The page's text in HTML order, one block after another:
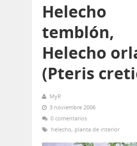
Helecho
temblón,
Helecho
(Pteris
MyR
3 noviembre 2006
0 comentarios
helecho, planta de interior